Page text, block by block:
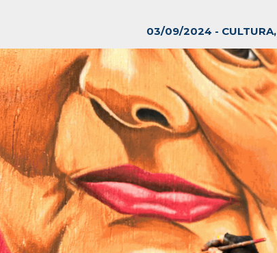
03/09/2024 - CULTURA,